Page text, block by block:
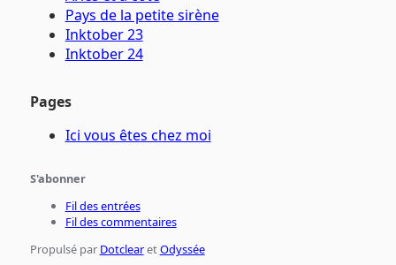
Pays de la petite sirène
Inktober 23
Inktober 24
Pages
Ici vous êtes chez moi
S'abonner
Fil des entrées
Fil des commentaires
Propulsé par DotclearetOdyssée